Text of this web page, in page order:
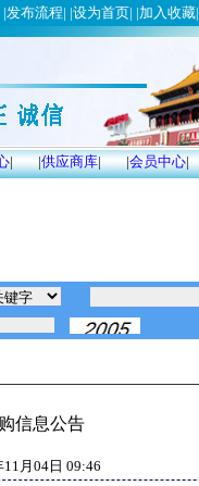
|发布流程| |设为首页| |加入收藏|
| |供应商库| |会员中心|
信息公告
11月04日 09:46